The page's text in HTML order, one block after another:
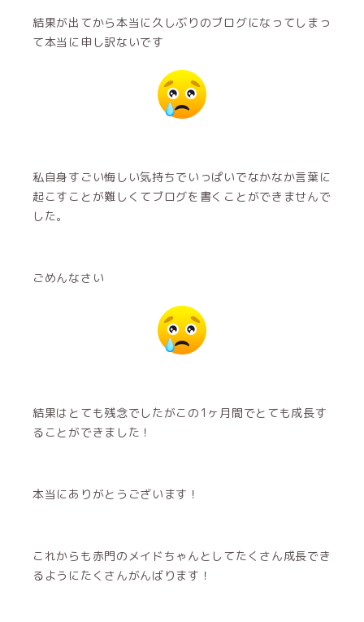
結果が出てから本当に久しぶりのブログになってしまっ
て本当に申し訳ないです
私自身すごい悔しい気持ちでいっぱいでなかなか言葉に
起こすことが難しくてブログを書くことができませんで
した。
ごめんなさい
結果はとても残念でしたがこの1ヶ月間でとても成長す
ることができました！
本当にありがとうございます！
これからも赤門のメイドちゃんとしてたくさん成長でき
るようにたくさんがんばります！